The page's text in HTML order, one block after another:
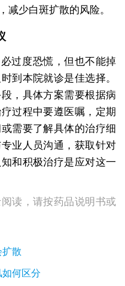
减少白斑扩散的风险。
过度恐慌，但也不能掉
到本院就诊是佳选择。
，具体方案需要根据病
过程中要遵医嘱，定期
需要了解具体的治疗细
业人员沟通，获取针对
和积极治疗是应对这一
读，请按药品说明书或
散
何区分
运动能改善吗
怎么治疗能快点好